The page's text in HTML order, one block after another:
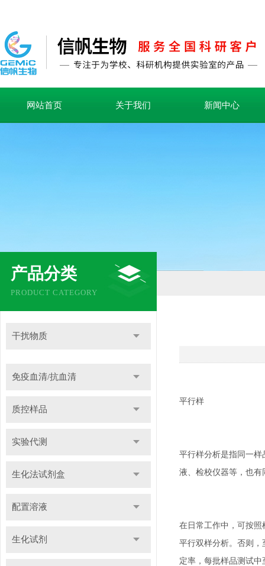
网站首页 关于我们 新闻中心
产品分类
PRODUCT CATEGORY
干扰物质
免疫血清/抗血清
质控样品
实验代测
生化法试剂盒
配置溶液
生化试剂
平行样
平行样分析是指同一
液、检校仪器等，也
在日常工作中，可按
平行双样分析。否则，
定率，每批样品测试